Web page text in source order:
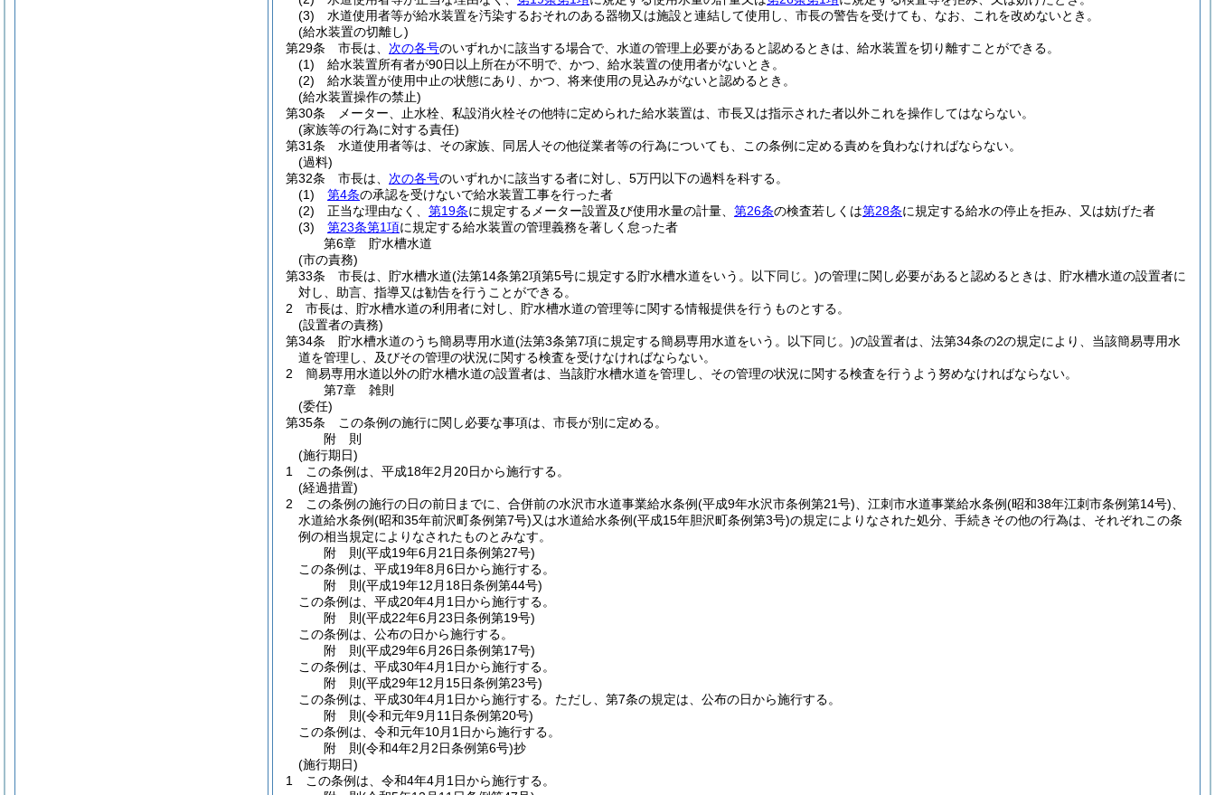
(3)
水道使用者等が給水装置を汚染するおそれのある器物又は施設と連結して使用し、市長の警告を受けても、なお、これを改めないとき。
(給水装置の切離し)
第29条
市長は、 次の各号のいずれかに該当する場合で、水道の管理上必要があると認めるときは、給水装置を切り離すことができる。
(1)
給水装置所有者が90日以上所在が不明で、かつ、給水装置の使用者がないとき。
(2)
給水装置が使用中止の状態にあり、かつ、将来使用の見込みがないと認めるとき。
(給水装置操作の禁止)
第30条
メーター、止水栓、私設消火栓その他特に定められた給水装置は、市長又は指示された者以外これを操作してはならない。
(家族等の行為に対する責任)
第31条
水道使用者等は、その家族、同居人その他従業者等の行為についても、この条例に定める責めを負わなければならない。
(過料)
第32条
市長は、 次の各号のいずれかに該当する者に対し、5万円以下の過料を科する。
(1)
第4条の承認を受けないで給水装置工事を行った者
(2)
正当な理由なく、 第19条に規定するメーター設置及び使用水量の計量、 第26条の検査若しくは第28条に規定する給水の停止を拒み、又は妨げた者
(3)
第23条第1項に規定する給水装置の管理義務を著しく怠った者
第6章
貯水槽水道
(市の責務)
第33条
市長は、貯水槽水道(法第14条第2項第5号に規定する貯水槽水道をいう。以下同じ。)の管理に関し必要があると認めるときは、貯水槽水道の設置者に
対し、助言、指導又は勧告を行うことができる。
2
市長は、貯水槽水道の利用者に対し、貯水槽水道の管理等に関する情報提供を行うものとする。
(設置者の責務)
第34条
貯水槽水道のうち簡易専用水道(法第3条第7項に規定する簡易専用水道をいう。以下同じ。)の設置者は、法第34条の2の規定により、当該簡易専用水
道を管理し、及びその管理の状況に関する検査を受けなければならない。
2
簡易専用水道以外の貯水槽水道の設置者は、当該貯水槽水道を管理し、その管理の状況に関する検査を行うよう努めなければならない。
第7章
雑則
(委任)
第35条
この条例の施行に関し必要な事項は、市長が別に定める。
附 則
(施行期日)
1
この条例は、平成18年2月20日から施行する。
(経過措置)
2
この条例の施行の日の前日までに、合併前の水沢市水道事業給水条例(平成9年水沢市条例第21号) 、江刺市水道事業給水条例(昭和38年江刺市条例第14号)
水道給水条例(昭和35年前沢町条例第7号)又は水道給水条例(平成15年胆沢町条例第3号)の規定によりなされた処分、手続きその他の行為は、それぞれこの条
例の相当規定によりなされたものとみなす。
附 則(平成19年6月21日条例第27号)
この条例は、平成19年8月6日から施行する。
附 則(平成19年12月18日条例第44号)
この条例は、平成20年4月1日から施行する。
附 則(平成22年6月23日条例第19号)
この条例は、公布の日から施行する。
附 則(平成29年6月26日条例第17号)
この条例は、平成30年4月1日から施行する。
附 則(平成29年12月15日条例第23号)
この条例は、平成30年4月1日から施行する。 ただし、第7条の規定は、公布の日から施行する。
附 則(令和元年9月11日条例第20号)
この条例は、令和元年10月1日から施行する。
附 則(令和4年2月2日条例第6号)抄
(施行期日)
1
この条例は、令和4年4月1日から施行する。